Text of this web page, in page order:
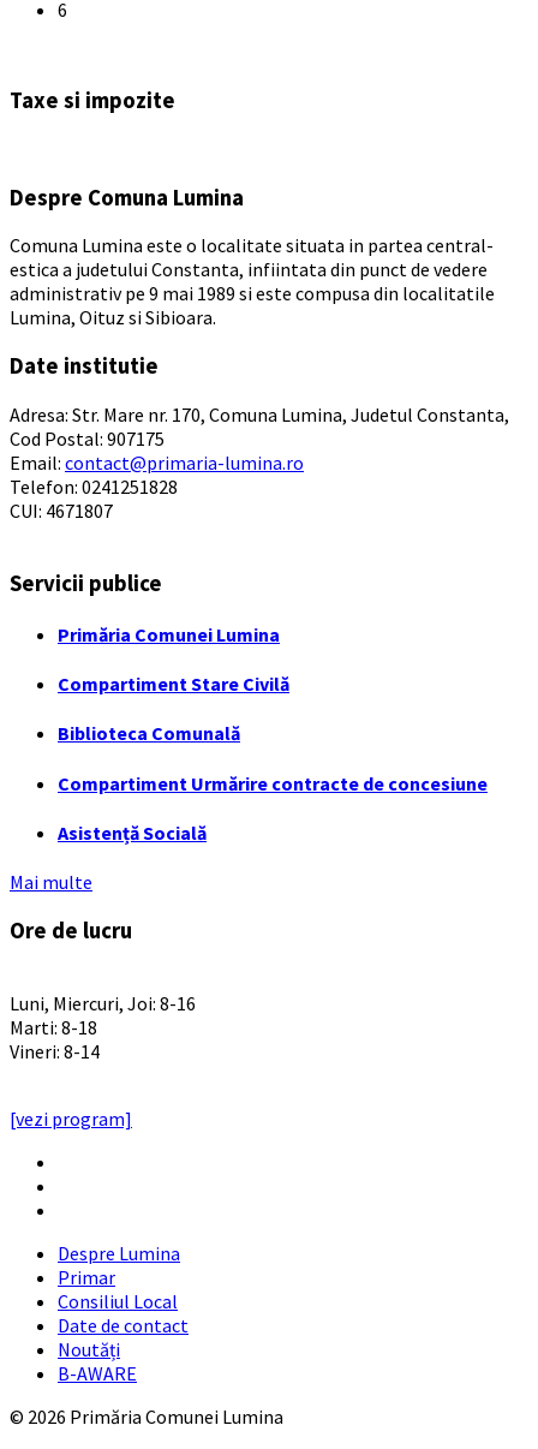
6
calendar
Taxe si impozite
Despre Comuna Lumina
Comuna Lumina este o localitate situata in partea central-
estica a judetului Constanta, infiintata din punct de vedere
administrativ pe 9 mai 1989 si este compusa din localitatile
Lumina, Oituz si Sibioara.
Date institutie
Adresa: Str. Mare nr. 170, Comuna Lumina, Judetul Constanta,
Cod Postal: 907175
Email: contact@primaria-lumina.ro
Telefon: 0241251828
CUI: 4671807
Servicii publice
Primăria Comunei Lumina
Compartiment Stare Civilă
Biblioteca Comunală
Compartiment Urmărire contracte de concesiune
Asistență Socială
Mai multe
Ore de lucru
Luni, Miercuri, Joi: 8-16
Marti: 8-18
Vineri: 8-14
[vezi program]
Despre Lumina
Primar
Consiliul Local
Date de contact
Noutăți
B-AWARE
© 2026 Primăria Comunei Lumina